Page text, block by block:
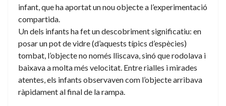
infant, que ha aportat un nou objecte a l’experimentació
compartida.
Un dels infants ha fet un descobriment significatiu: en
posar un pot de vidre (d’aquests típics d’espècies)
tombat, l’objecte no només lliscava, sinó que rodolava i
baixava a molta més velocitat. Entre rialles i mirades
atentes, els infants observaven com l’objecte arribava
ràpidament al final de la rampa.